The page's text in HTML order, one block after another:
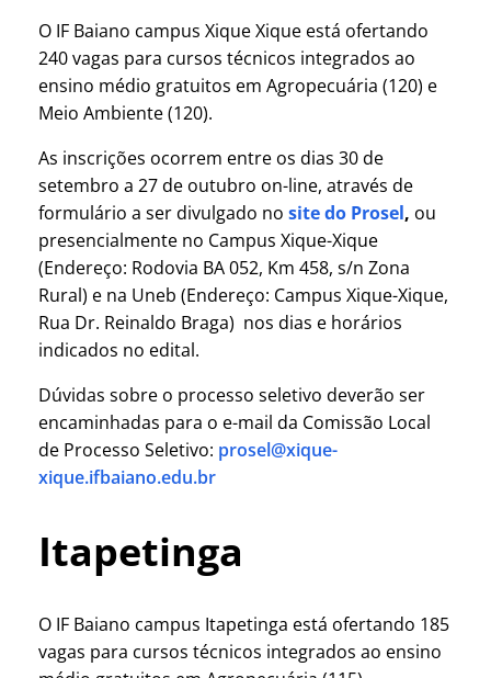
O IF Baiano campus Xique Xique está ofertando
240 vagas para cursos técnicos integrados ao
ensino médio gratuitos em Agropecuária (120) e
Meio Ambiente (120).
As inscrições ocorrem entre os dias 30 de
setembro a 27 de outubro on-line, através de
formulário a ser divulgado no site do Prosel, ou
presencialmente no Campus Xique-Xique
(Endereço: Rodovia BA 052, Km 458, s/n Zona
Rural) e na Uneb (Endereço: Campus Xique-Xique,
Rua Dr. Reinaldo Braga) nos dias e horários
indicados no edital.
Dúvidas sobre o processo seletivo deverão ser
encaminhadas para o e-mail da Comissão Local
de Processo Seletivo: prosel@xique-
xique.ifbaiano.edu.br
Itapetinga
O IF Baiano campus Itapetinga está ofertando 185
vagas para cursos técnicos integrados ao ensino